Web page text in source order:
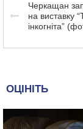
Черкащан
на виставку
інкогніта”